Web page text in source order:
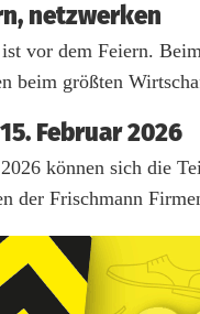
netzwerken
vor dem Feiern.
beim größten
Februar 2026
können sich die
der Frischmann